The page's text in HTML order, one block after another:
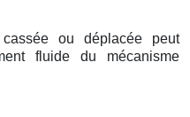
ou déplacée peut
fluide du mécanisme